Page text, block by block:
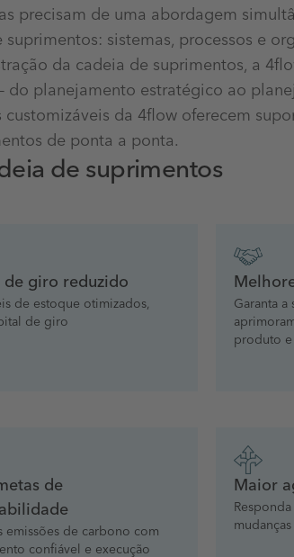
precisam de uma abordagem
sistemas, processos e
da cadeia de suprimentos, a
do planejamento estratégico ao
da 4flow oferecem
de ponta a ponta.
de suprimentos
de giro reduzido
de estoque otimizados,
de giro
Garanta
produto e
de
emissões de carbono com
confiável e execução
Maior